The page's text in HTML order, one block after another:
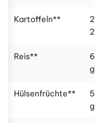
Kartoffeln**
Reis**
g
Hülsenfrüchte**
g